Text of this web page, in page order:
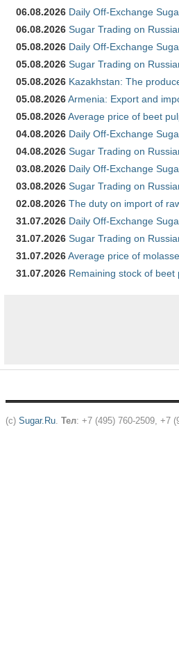
06.08.2026 Daily Off-Exchange
06.08.2026 Sugar Trading on
05.08.2026 Daily Off-Exchange
05.08.2026 Sugar Trading on
05.08.2026 Kazakhstan: The
05.08.2026Armenia: Export and
05.08.2026Average price of beet
04.08.2026 Daily Off-Exchange
04.08.2026 Sugar Trading on
03.08.2026 Daily Off-Exchange
03.08.2026 Sugar Trading on
02.08.2026 The duty on import of
31.07.2026 Daily Off-Exchange
31.07.2026 Sugar Trading on
31.07.2026Average price of
31.07.2026 Remaining stock of
(c) Sugar.Ru. Тел: +7 (495) 760-2509, +7